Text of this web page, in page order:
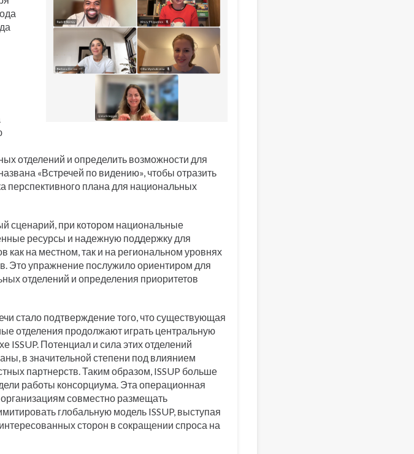
отделений и определить возможности для
«Встречей по видению», чтобы отразить
перспективного плана для национальных
сценарий, при котором национальные
ресурсы и надежную поддержку для
как на местном, так и на региональном уровнях
Это упражнение послужило ориентиром для
отделений и определения приоритетов
стало подтверждение того, что существующая
отделения продолжают играть центральную
ISSUP. Потенциал и сила этих отделений
в значительной степени под влиянием
партнерств. Таким образом, ISSUP больше
работы консорциума. Эта операционная
совместно размещать
глобальную модель ISSUP, выступая
сторон в сокращении спроса на